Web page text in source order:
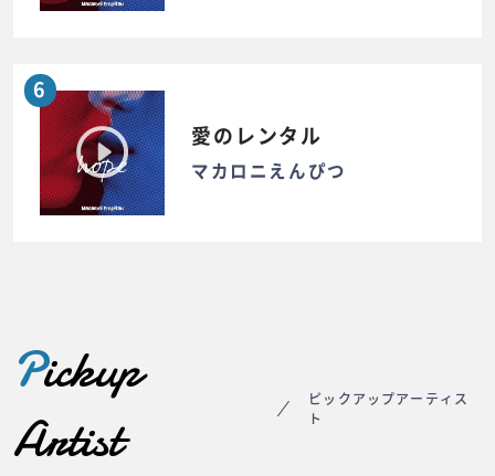
6
愛のレンタル
マカロニえんぴつ
Pickup
Artist
ピックアップアーティス
ト